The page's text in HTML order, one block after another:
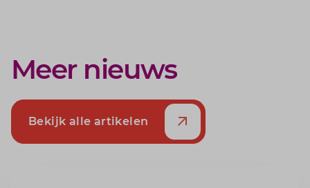
Meer nieuws
Bekijk alle artikelen